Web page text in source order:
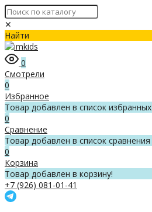
✕
Найти
0
Смотрели
0
Избранное
Товар добавлен в список избранных
0
Сравнение
Товар добавлен в список сравнения
0
Корзина
Товар добавлен в корзину!
+7 (926) 081-01-41